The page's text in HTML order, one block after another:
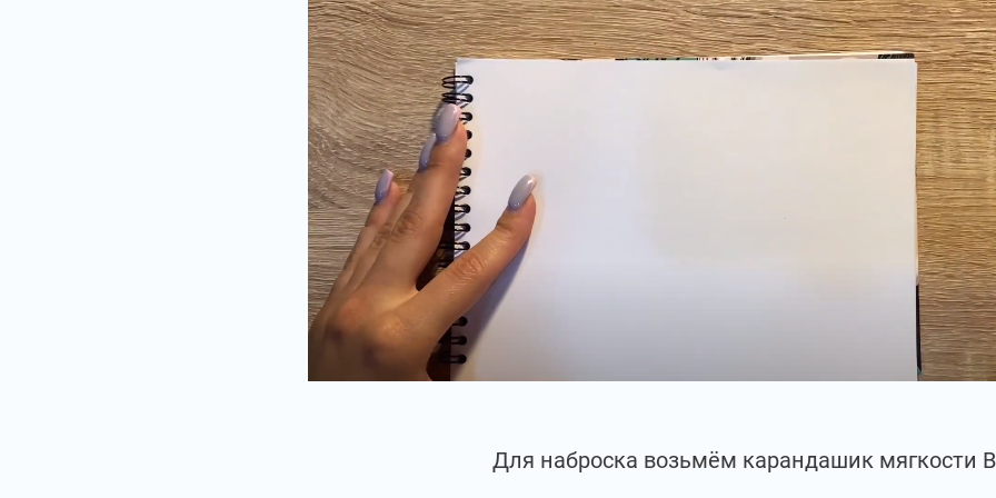
Для наброска возьмём карандашик мягкости